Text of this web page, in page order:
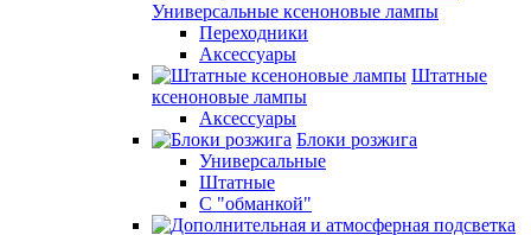
Универсальные ксеноновые лампы
Переходники
Аксессуары
Штатные
ксеноновые лампы
Аксессуары
Блоки розжига
Универсальные
Штатные
С "обманкой"